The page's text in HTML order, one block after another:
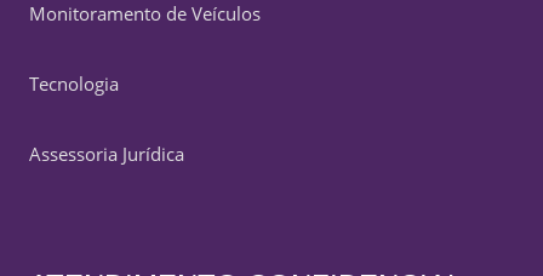
Monitoramento de Veículos
Tecnologia
Assessoria Jurídica